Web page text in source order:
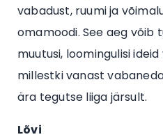
vabadust, ruumi ja
omamoodi. See aeg võib
muutusi, loomingulisi
millestki vanast
ära tegutse liiga järsult.
Lõvi